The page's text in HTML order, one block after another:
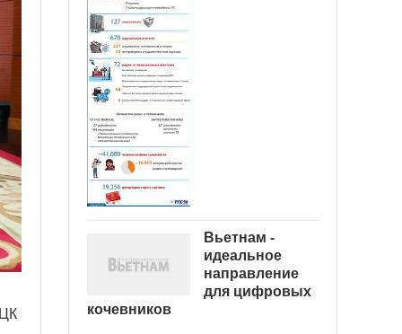
Вьетнам -
идеальное
направление
для цифровых
кочевников